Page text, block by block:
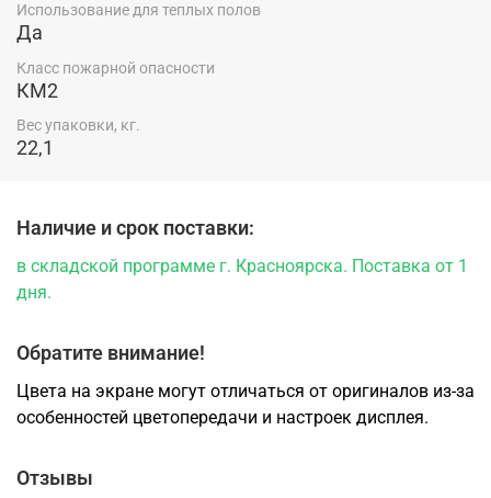
Использование для теплых полов
Да
Класс пожарной опасности
КМ2
Вес упаковки, кг.
22,1
Наличие и срок поставки:
в складской программе г. Красноярска. Поставка от 1
дня.
Обратите внимание!
Цвета на экране могут отличаться от оригиналов из-за
особенностей цветопередачи и настроек дисплея.
Отзывы